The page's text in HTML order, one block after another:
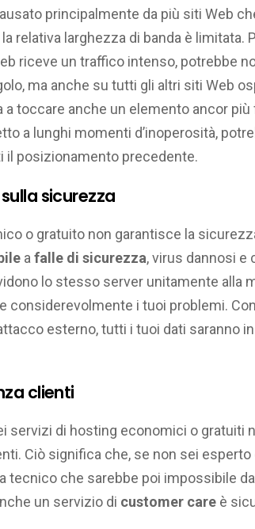
principalmente da più siti Web
relativa larghezza di banda è limitata.
riceve un traffico intenso, potrebbe
ma anche su tutti gli altri siti Web
a toccare anche un elemento ancor
a lunghi momenti d’inoperosità,
il posizionamento precedente.
sicurezza
o gratuito non garantisce la
afalle di sicurezza, virus dannosi e
lo stesso server unitamente alla
considerevolmente i tuoi problemi.
esterno, tutti i tuoi dati saranno
clienti
servizi di hosting economici o gratuiti
Ciò significa che, se non sei
tecnico che sarebbe poi impossibile
un servizio di customer care è